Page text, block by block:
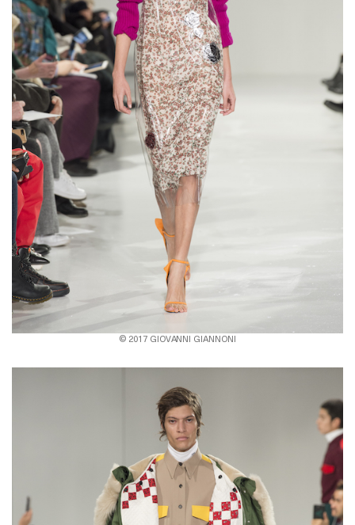
© 2017 GIOVANNI GIANNONI